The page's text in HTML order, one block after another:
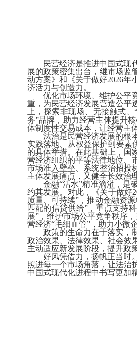
民营经济是推进中国式现代
展的政策密集出台，继市场监
动方案》和《关于做好2026
济活力与创造力。
优化市场环境、维护公平竞
重，为民营经济发展营造公平
上，探索非现场、无接触式
务”品牌，助力经营主体提升
体制度性交易成本，让经营主
法治是民营经济发展的根本
实践落地、从权益保护到要素
的具体举措。在此基础上，国
营经济组织的平等法律地位、
市场准入壁垒、系统整治招投
主体发展痛点，又健全长效治
金融“活水”精准滴灌，是破
约其发展。对此，《关于做好
质量、可持续”，推动金融资
匹配的信贷供给”，重点支持
展”，维护市场公平竞争秩序
营经济“毛细血管”，助力小微
政策的生命力在于落实，制
政治效果、法律效果、社会效
主动适应新发展阶段，提升政
好风凭借力，扬帆正当时。
照进每一个市场角落，让法治
中国式现代化进程中书写更加